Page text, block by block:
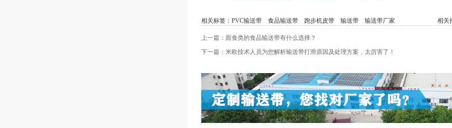
相关标签： PVC输送带 食品输送带 跑步机皮带 输送带 输送带厂家 相关推
上一篇：面食类的食品输送带有什么选择？
下一篇：米欧技术人员为您解析输送带打滑原因及处理方案，太厉害了！